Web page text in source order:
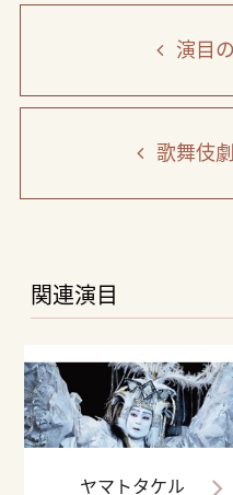
演目
歌舞伎
関連演目
ヤマトタケル